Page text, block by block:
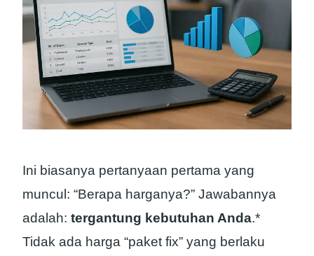
Ini biasanya pertanyaan pertama yang
muncul: “Berapa harganya?” Jawabannya
adalah: tergantung kebutuhan Anda.*
Tidak ada harga “paket fix” yang berlaku